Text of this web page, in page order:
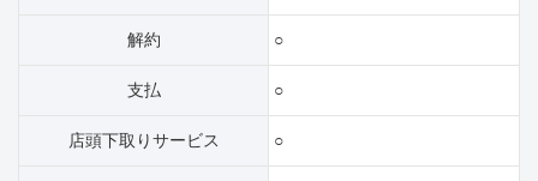
解約 ○
支払 ○
店頭下取りサービス ○